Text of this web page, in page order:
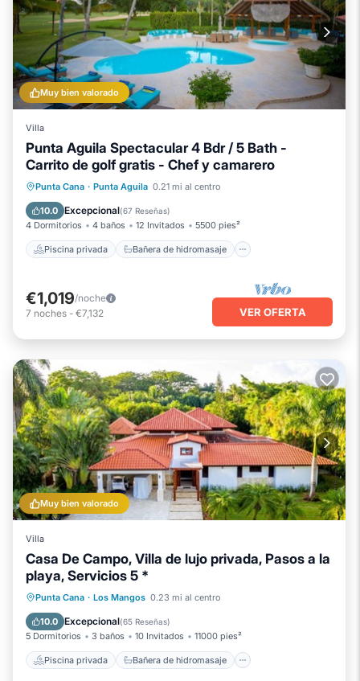
Muy bien valorado
Villa
Punta Aguila Spectacular 4 Bdr / 5 Bath -
Carrito de golf gratis - Chef y camarero
Punta Cana · Punta Aguila 0.21 mi al centro
10.0 Excepcional(67 Reseñas)
4 Dormitorios 4 baños 12 Invitados 5500 pies²
Piscina privada Bañera de hidromasaje
Piscina privada
Bañera de hidromasaje
Desayuno
Aparcamiento
€1,019/noche
7 noches - €7,132 VER OFERTA
Muy bien valorado
Villa
Casa De Campo, Villa de lujo privada, Pasos a la
playa, Servicios 5 *
Punta Cana · Los Mangos 0.23 mi al centro
10.0 Excepcional(65 Reseñas)
5 Dormitorios 3 baños 10 Invitados 11000 pies²
Piscina privada Bañera de hidromasaje
Piscina privada
Bañera de hidromasaje
Desayuno
Aparcamiento